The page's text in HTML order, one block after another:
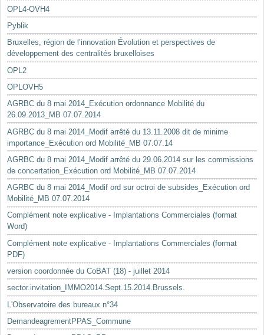
OPL4-OVH4
Pyblik
Bruxelles, région de l’innovation Évolution et perspectives de
développement des centralités bruxelloises
OPL2
OPLOVH5
AGRBC du 8 mai 2014_Exécution ordonnance Mobilité du
26.09.2013_MB 07.07.2014
AGRBC du 8 mai 2014_Modif arrêté du 13.11.2008 dit de minime
importance_Exécution ord Mobilité_MB 07.07.14
AGRBC du 8 mai 2014_Modif arrêté du 29.06.2014 sur les commissions
de concertation_Exécution ord Mobilité_MB 07.07.2014
AGRBC du 8 mai 2014_Modif ord sur octroi de subsides_Exécution ord
Mobilité_MB 07.07.2014
Complément note explicative - Implantations Commerciales (format
Word)
Complément note explicative - Implantations Commerciales (format
PDF)
version coordonnée du CoBAT (18) - juillet 2014
sector.invitation_IMMO2014.Sept.15.2014.Brussels.
L'Observatoire des bureaux n°34
DemandeagrementPPAS_Commune